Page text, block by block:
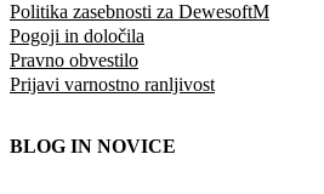
Politika zasebnosti za DewesoftM
Pogoji in določila
Pravno obvestilo
Prijavi varnostno ranljivost
BLOG IN NOVICE